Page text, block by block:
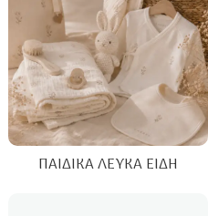
ΠΑΙΔΙΚΆ ΛΕΥΚΆ ΕΊΔΗ